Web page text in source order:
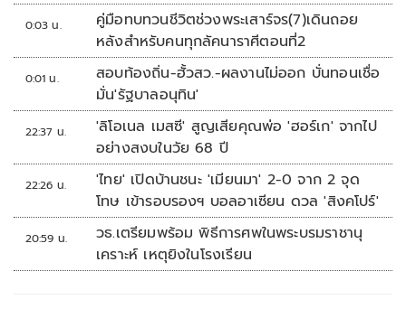
0:03 น.
คู่มือทบทวนชีวิตช่วงพระเสาร์จร(7)เดินถอย
หลังสำหรับคนทุกลัคนาราศีตอนที่2
0:01 น.
สอบท้องถิ่น-ฮั้วสว.-ผลงานไม่ออก บั่นทอนเชื่อ
มั่น'รัฐบาลอนุทิน'
22:37 น.
'ลิโอเนล เมสซี' สูญเสียคุณพ่อ 'ฮอร์เก' จากไป
อย่างสงบในวัย 68 ปี
22:26 น.
'ไทย' เปิดบ้านชนะ 'เมียนมา' 2-0 จาก 2 จุด
โทษ เข้ารอบรองฯ บอลอาเซียน ดวล 'สิงคโปร์'
20:59 น.
วธ.เตรียมพร้อม พิธีการศพในพระบรมราชานุ
เคราะห์ เหตุยิงในโรงเรียน